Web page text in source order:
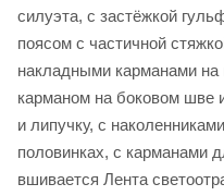
силуэта, с застёжкой
поясом с частичной
накладными карманами на
карманом на боковом шве
и липучку, с
половинках, с карманами
вшивается Лента